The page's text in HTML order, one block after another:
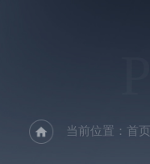
当前位置： 首页